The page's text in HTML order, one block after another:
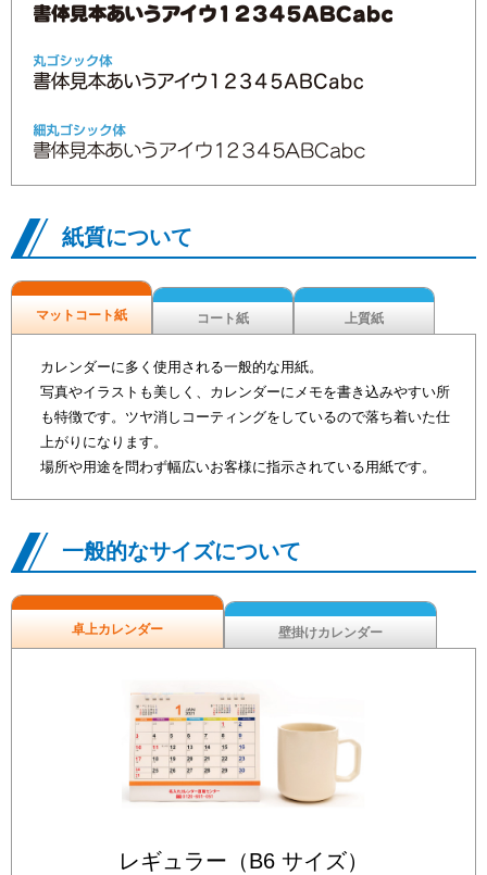
紙質について
マットコート紙 コート紙 上質紙
カレンダーに多く使用される一般的な用紙。
写真やイラストも美しく、カレンダーにメモを書き込みやすい所
も特徴です。ツヤ消しコーティングをしているので落ち着いた仕
上がりになります。
場所や用途を問わず幅広いお客様に指示されている用紙です。
一般的なサイズについて
卓上カレンダー 壁掛けカレンダー
レギュラー（B6 サイズ）